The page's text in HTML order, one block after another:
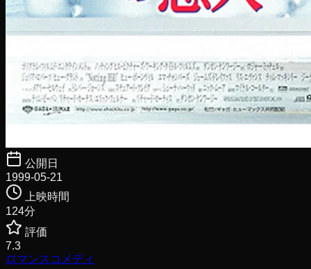
公開日
1999-05-21
上映時間
124分
評価
7.3
ロマンス コメディ